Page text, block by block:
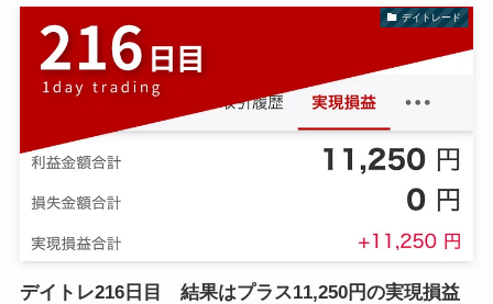
デイトレード
デイトレ216日目 結果はプラス11,250円の実現損益